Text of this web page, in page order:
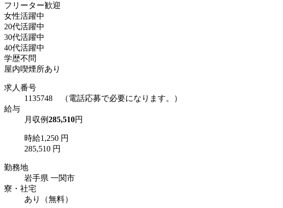
フリーター歓迎
女性活躍中
20代活躍中
30代活躍中
40代活躍中
学歴不問
屋内喫煙所あり
求人番号
1135748 （電話応募で必要になります。）
給与
月収例285,510円
時給1,250 円
285,510 円
勤務地
岩手県 一関市
寮・社宅
あり（無料）